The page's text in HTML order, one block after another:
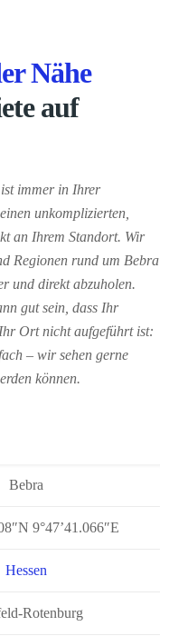
Nähe
auf
immer in Ihrer
unkomplizierten,
an Ihrem Standort. Wir
Regionen rund um Bebra
und direkt abzuholen.
gut sein, dass Ihr
Ort nicht aufgeführt ist:
– wir sehen gerne
können.
Bebra
9°47’41.066″E
Hessen
Rotenburg